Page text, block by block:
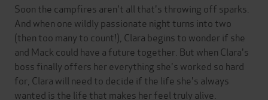
Soon the campfires aren't all that's throwing off sparks.
And when one wildly passionate night turns into two
(then too many to count!), Clara begins to wonder if she
and Mack could have a future together. But when Clara's
boss finally offers her everything she's worked so hard
for, Clara will need to decide if the life she's always